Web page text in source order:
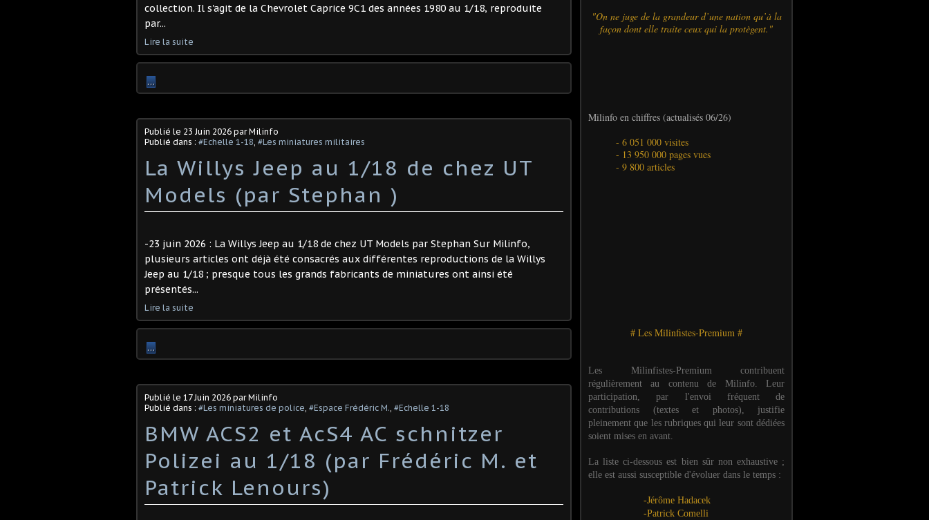
collection. Il s'agit de la Chevrolet Caprice 9C1 des années 1980 au 1/18, reproduite
par...
Lire la suite
…
Publié le 23 Juin 2026 par Milinfo
Publié dans : #Echelle 1-18, #Les miniatures militaires
La Willys Jeep au 1/18 de chez UT
Models (par Stephan )
-23 juin 2026 : La Willys Jeep au 1/18 de chez UT Models par Stephan Sur Milinfo,
plusieurs articles ont déjà été consacrés aux différentes reproductions de la Willys
Jeep au 1/18 ; presque tous les grands fabricants de miniatures ont ainsi été
présentés...
Lire la suite
…
Publié le 17 Juin 2026 par Milinfo
Publié dans : #Les miniatures de police, #Espace Frédéric M., #Echelle 1-18
BMW ACS2 et AcS4 AC schnitzer
Polizei au 1/18 (par Frédéric M. et
Patrick Lenours)
"On ne juge de la grandeur d’une nation qu’à la
façon dont elle traite ceux qui la protègent."
Milinfo en chiffres (actualisés 06/26)
- 6 051 000 visites
- 13 950 000 pages vues
- 9 800 articles
# Les Milinfistes-Premium #
Les Milinfistes-Premium contribuent
régulièrement au contenu de Milinfo. Leur
participation, par l'envoi fréquent de
contributions (textes et photos), justifie
pleinement que les rubriques qui leur sont dédiées
soient mises en avant.
La liste ci-dessous est bien sûr non exhaustive ;
elle est aussi susceptible d'évoluer dans le temps :
-Jérôme Hadacek
-Patrick Comelli